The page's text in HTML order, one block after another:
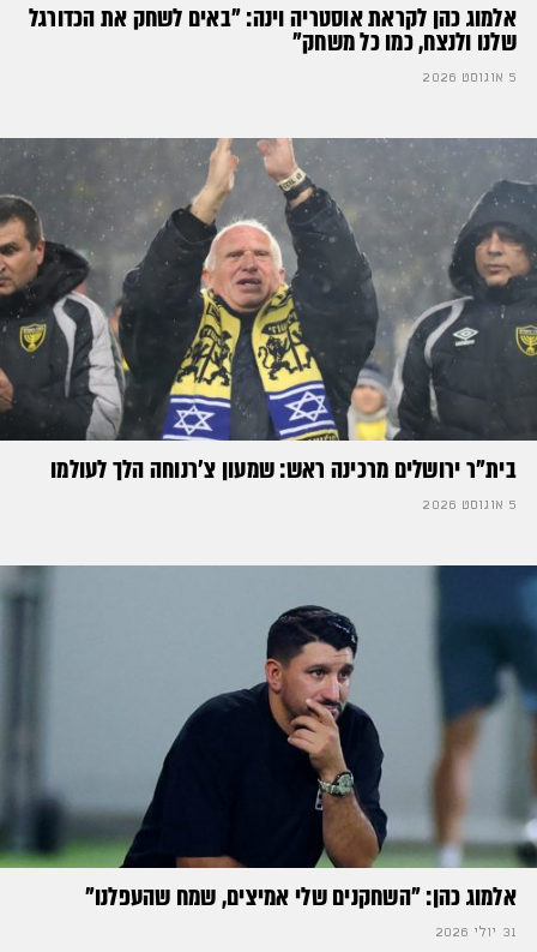
אלמוג כהן לקראת אוסטריה וינה: ״באים לשחק את הכדורגל
שלנו ולנצח, כמו כל משחק״
5 אוגוסט 2026
בית"ר ירושלים מרכינה ראש: שמעון צ'רנוחה הלך לעולמו
5 אוגוסט 2026
אלמוג כהן: "השחקנים שלי אמיצים, שמח שהעפלנו"
31 יולי 2026